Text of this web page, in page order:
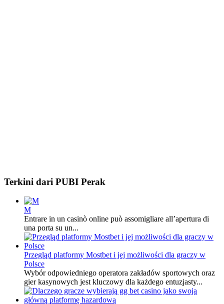
Terkini dari PUBI Perak
M
Entrare in un casinò online può assomigliare all’apertura di
una porta su un...
Przegląd platformy Mostbet i jej możliwości dla graczy w
Polsce
Wybór odpowiedniego operatora zakładów sportowych oraz
gier kasynowych jest kluczowy dla każdego entuzjasty...